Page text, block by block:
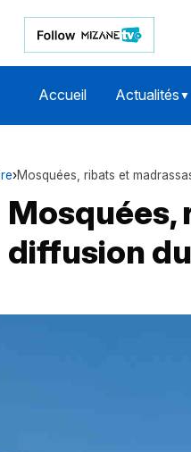
Accueil Actualités ▼
›Mosquées, ribats et
Mosquées,
diffusion